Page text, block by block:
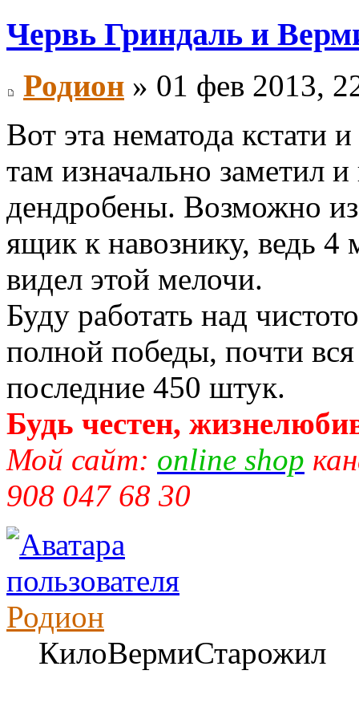
Червь Гриндаль и
Родион » 01 фев 2013,
Вот эта нематода кстати
там изначально заметил
дендробены. Возможно из
ящик к навознику, ведь 4
видел этой мелочи.
Буду работать над
полной победы, почти
последние 450 штук.
Будь честен,
Мой сайт: online shop
908 047 68 30
Родион
КилоВермиСтарожил